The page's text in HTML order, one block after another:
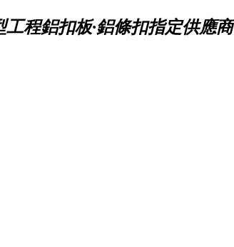
工程鋁扣板·鋁條扣指定供應商